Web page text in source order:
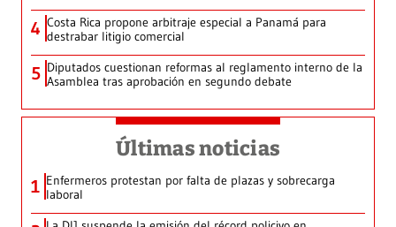
4 Costa Rica propone arbitraje especial a Panamá para
destrabar litigio comercial
5 Diputados cuestionan reformas al reglamento interno de la
Asamblea tras aprobación en segundo debate
Últimas noticias
1 Enfermeros protestan por falta de plazas y sobrecarga
laboral